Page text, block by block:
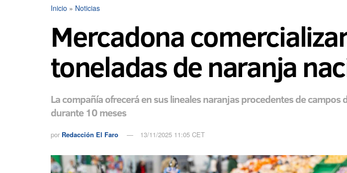
Inicio » Noticias
Mercadona
toneladas de naranja
La compañía ofrecerá en sus lineales naranjas procedentes de
durante 10 meses
por Redacción El Faro 13/11/2025 11:05 CET